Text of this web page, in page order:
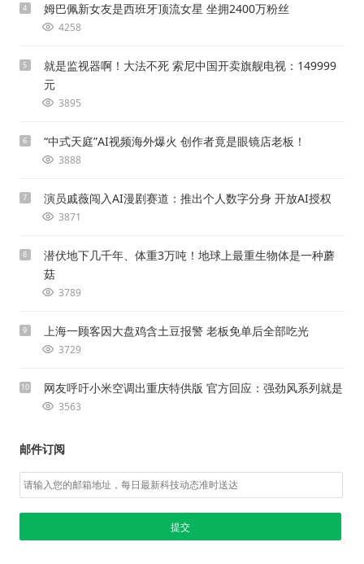
4 姆巴佩新女友是西班牙顶流女星 坐拥2400万粉丝
4258
5
就是监视器啊！大法不死 索尼中国开卖旗舰电视：149999
元
3895
6 “中式天庭”AI视频海外爆火 创作者竟是眼镜店老板！
3888
7 演员戚薇闯入AI漫剧赛道：推出个人数字分身 开放AI授权
3871
8
潜伏地下几千年、体重3万吨！地球上最重生物体是一种蘑
菇
3789
9 上海一顾客因大盘鸡含土豆报警 老板免单后全部吃光
3729
10 网友呼吁小米空调出重庆特供版 官方回应：强劲风系列就是
3563
邮件订阅